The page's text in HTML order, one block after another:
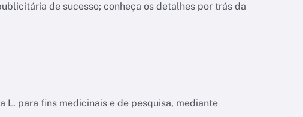
de sucesso; conheça os detalhes por trás da
L. para fins medicinais e de pesquisa, mediante